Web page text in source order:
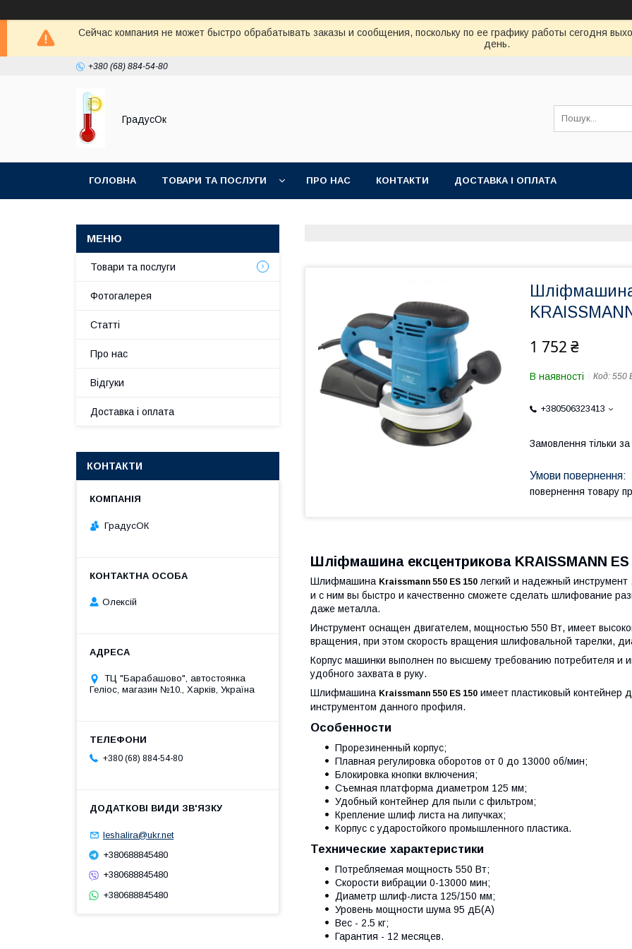
Сейчас компания не может быстро обрабатывать заказы и сообщения, поскольку по ее графику работы сегодня
день.
+380 (68) 884-54-80
ГрадусОк
ГОЛОВНА ТОВАРИ ТА ПОСЛУГИ ПРО НАС КОНТАКТИ ДОСТАВКА І ОПЛАТА
1 752 ₴
В наявності Код: 550
+380506323413
Замовлення тільки
повернення товару
Шліфмашина ексцентрикова KRAISSMANN ES
Шлифмашина Kraissmann 550 ES 150 легкий и надежный
и с ним вы быстро и качественно сможете сделать шлифование
даже металла.
Инструмент оснащен двигателем, мощностью 550 Вт, имеет
вращения, при этом скорость вращения шлифовальной тарелки,
Корпус машинки выполнен по высшему требованию потребителя и
удобного захвата в руку.
Шлифмашина Kraissmann 550 ES 150 имеет пластиковый контейнер
инструментом данного профиля.
Особенности
Прорезиненный корпус;
Плавная регулировка оборотов от 0 до 13000 об/мин;
Блокировка кнопки включения;
Съемная платформа диаметром 125 мм;
Удобный контейнер для пыли с фильтром;
Крепление шлиф листа на липучках;
Корпус с ударостойкого промышленного пластика.
Технические характеристики
Потребляемая мощность 550 Вт;
Скорости вибрации 0-13000 мин;
Диаметр шлиф-листа 125/150 мм;
Уровень мощности шума 95 дБ(А)
Вес - 2.5 кг;
Гарантия - 12 месяцев.
Товари та послуги
Фотогалерея
Статті
Про нас
Відгуки
Доставка і оплата
КОНТАКТИ
ГрадусОК
Олексій
ТЦ "Барабашово", автостоянка
Геліос, магазин №10., Харків, Україна
+380 (68) 884-54-80
leshalira@ukr.net
+380688845480
+380688845480
+380688845480